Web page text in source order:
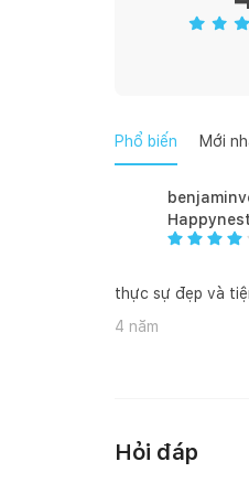
THÔNG SỐ SẢN
Phổ biến Mới
Happynest
thực sự đẹp và
4 năm
Hỏi đáp